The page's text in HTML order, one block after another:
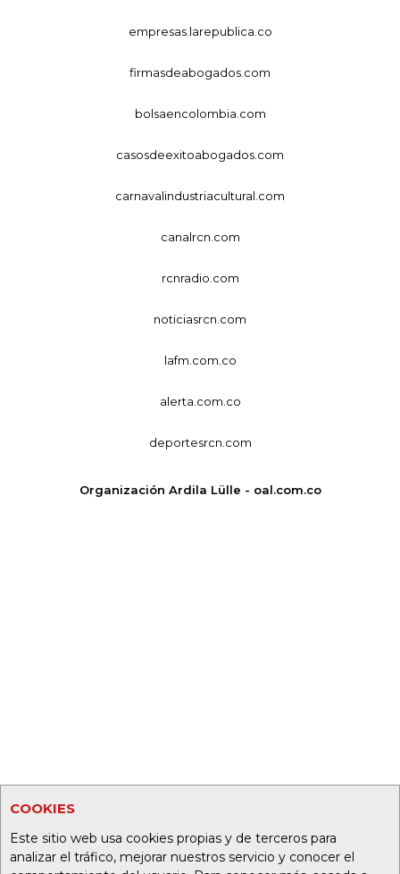
COOKIES
Este sitio web usa cookies propias y de terceros para
analizar el tráfico, mejorar nuestros servicio y conocer el
empresas.larepublica.co
firmasdeabogados.com
bolsaencolombia.com
casosdeexitoabogados.com
carnavalindustriacultural.com
canalrcn.com
rcnradio.com
noticiasrcn.com
lafm.com.co
alerta.com.co
deportesrcn.com
Organización Ardila Lülle - oal.com.co